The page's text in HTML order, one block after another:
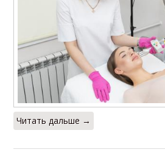
Читать дальше →